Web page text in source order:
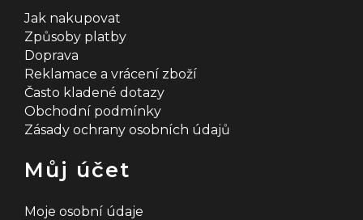
Jak nakupovat
Způsoby platby
Doprava
Reklamace a vrácení zboží
Často kladené dotazy
Obchodní podmínky
Zásady ochrany osobních údajů
Můj účet
Moje osobní údaje